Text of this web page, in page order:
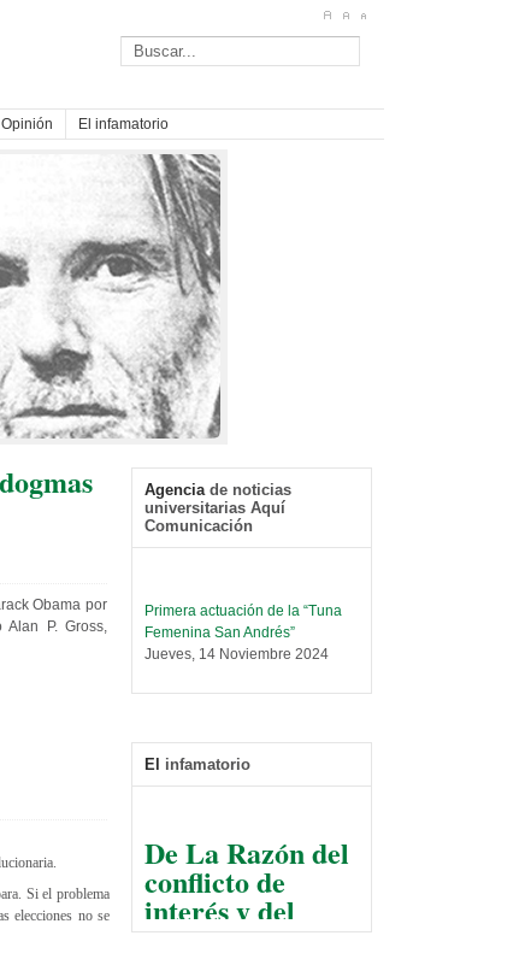
Opinión El infamatorio
Obama por
P. Gross,
Si el problema
elecciones no se
Agencia de noticias
universitarias Aquí
Comunicación
Primera actuación de la “Tuna
Femenina San Andrés”
Jueves, 14 Noviembre 2024
Sábado, 14 Septiembre 2024
taller de software estadístico en
la UMSA
Sábado, 14 Septiembre 2024
El infamatorio
De La Razón del
conflicto de
interés y del
razonable arte